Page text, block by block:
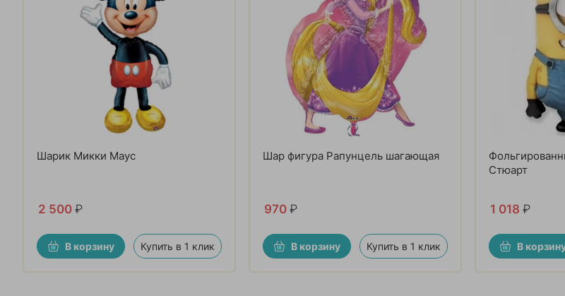
Шарик Микки Маус
2 500 ₽
В корзину Купить в 1 клик
Шар фигура Рапунцель шагающая
970 ₽
В корзину Купить в 1 клик
Стюарт
1 018 ₽
В